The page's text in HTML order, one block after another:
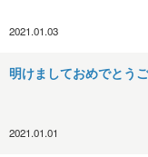
2021.01.03
明けましておめでとう
2021.01.01